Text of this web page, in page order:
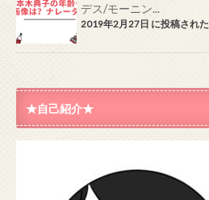
デス/モーニン...
2019年2月27日 に投稿された
★自己紹介★